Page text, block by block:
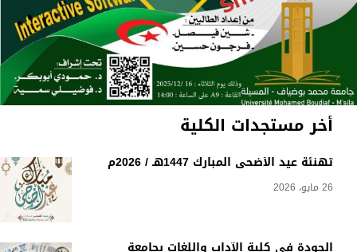
أخر مستجدات الكلية
تهنئة عيد الأضحى المبارك 1447هـ / 2026م
26 مايو، 2026
الجودة في كلية الآداب واللغات بجامعة